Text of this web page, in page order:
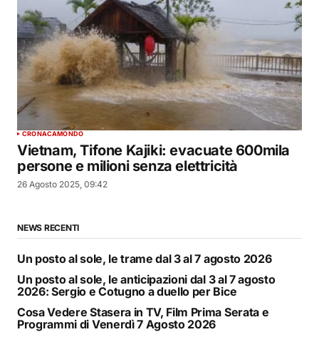
CRONACAMONDO
Vietnam, Tifone Kajiki: evacuate 600mila
persone e milioni senza elettricità
26 Agosto 2025, 09:42
NEWS RECENTI
Un posto al sole, le trame dal 3 al 7 agosto 2026
Un posto al sole, le anticipazioni dal 3 al 7 agosto
2026: Sergio e Cotugno a duello per Bice
Cosa Vedere Stasera in TV, Film Prima Serata e
Programmi di Venerdì 7 Agosto 2026